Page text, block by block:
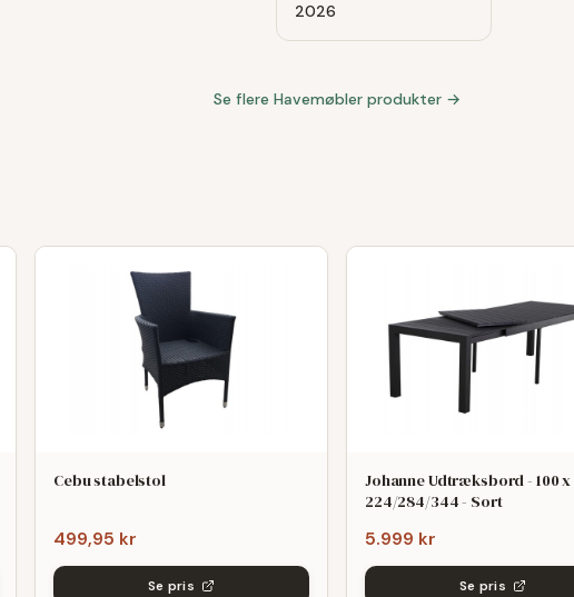
2026
Se flere Havemøbler produkter →
Cebu stabelstol
499,95 kr
Se pris
Johanne Udtræksbord - 100 x
224/284/344 - Sort
5.999 kr
Se pris